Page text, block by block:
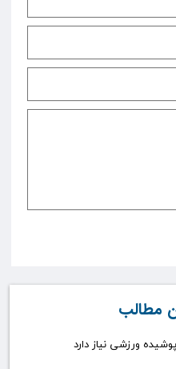
مطالب
ورزشی نیاز دارد